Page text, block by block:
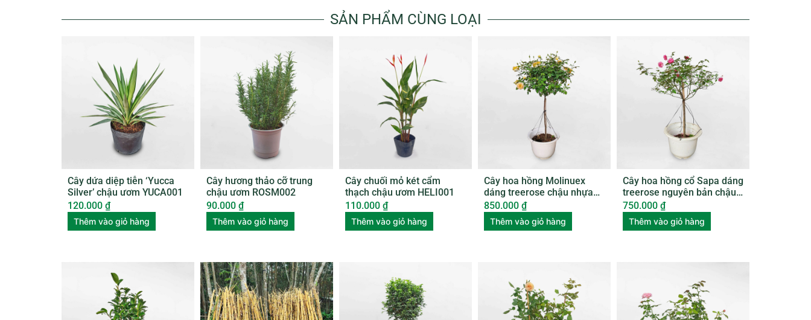
SẢN PHẨM CÙNG LOẠI
Cây dứa diệp tiễn ‘Yucca
Silver’ chậu ươm YUCA001
120.000 ₫
Thêm vào giỏ hàng
Cây hương thảo cỡ trung
chậu ươm ROSM002
90.000 ₫
Thêm vào giỏ hàng
Cây chuối mỏ két cẩm
thạch chậu ươm HELI001
110.000 ₫
Thêm vào giỏ hàng
Cây hoa hồng Molinuex
dáng treerose chậu nhựa
ROSE004
850.000 ₫
Thêm vào giỏ hàng
Cây hoa hồng cổ Sapa dáng
treerose nguyên bản chậu
nhựa ROSE005
750.000 ₫
Thêm vào giỏ hàng